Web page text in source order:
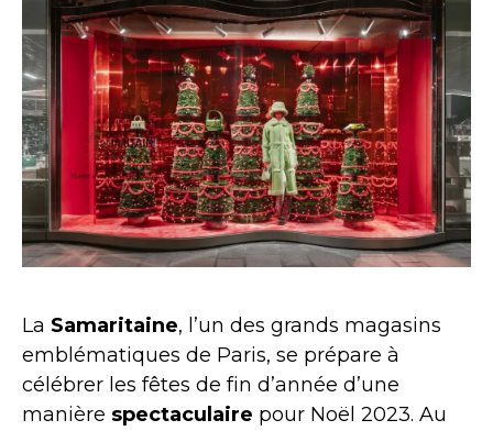
La Samaritaine, l’un des grands magasins
emblématiques de Paris, se prépare à
célébrer les fêtes de fin d’année d’une
manière spectaculaire pour Noël 2023. Au